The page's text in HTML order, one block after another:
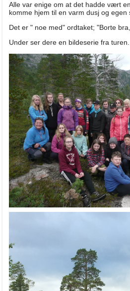
Alle var enige om at det hadde vært
komme hjem til en varm dusj og egen
Det er " noe med" ordtaket; "Borte
Under ser dere en bildeserie fra turen.